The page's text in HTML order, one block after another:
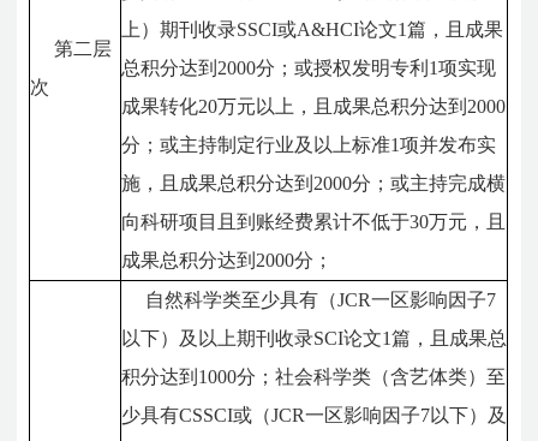
第二层
次
上）期刊收录SSCI或A&HCI论文1篇，且成果
总积分达到2000分；或授权发明专利1项实现
成果转化20万元以上，且成果总积分达到2000
分；或主持制定行业及以上标准1项并发布实
施，且成果总积分达到2000分；或主持完成横
向科研项目且到账经费累计不低于30万元，且
成果总积分达到2000分；
自然科学类至少具有（JCR一区影响因子7
以下）及以上期刊收录SCI论文1篇，且成果总
积分达到1000分；社会科学类（含艺体类）至
少具有CSSCI或（JCR一区影响因子7以下）及